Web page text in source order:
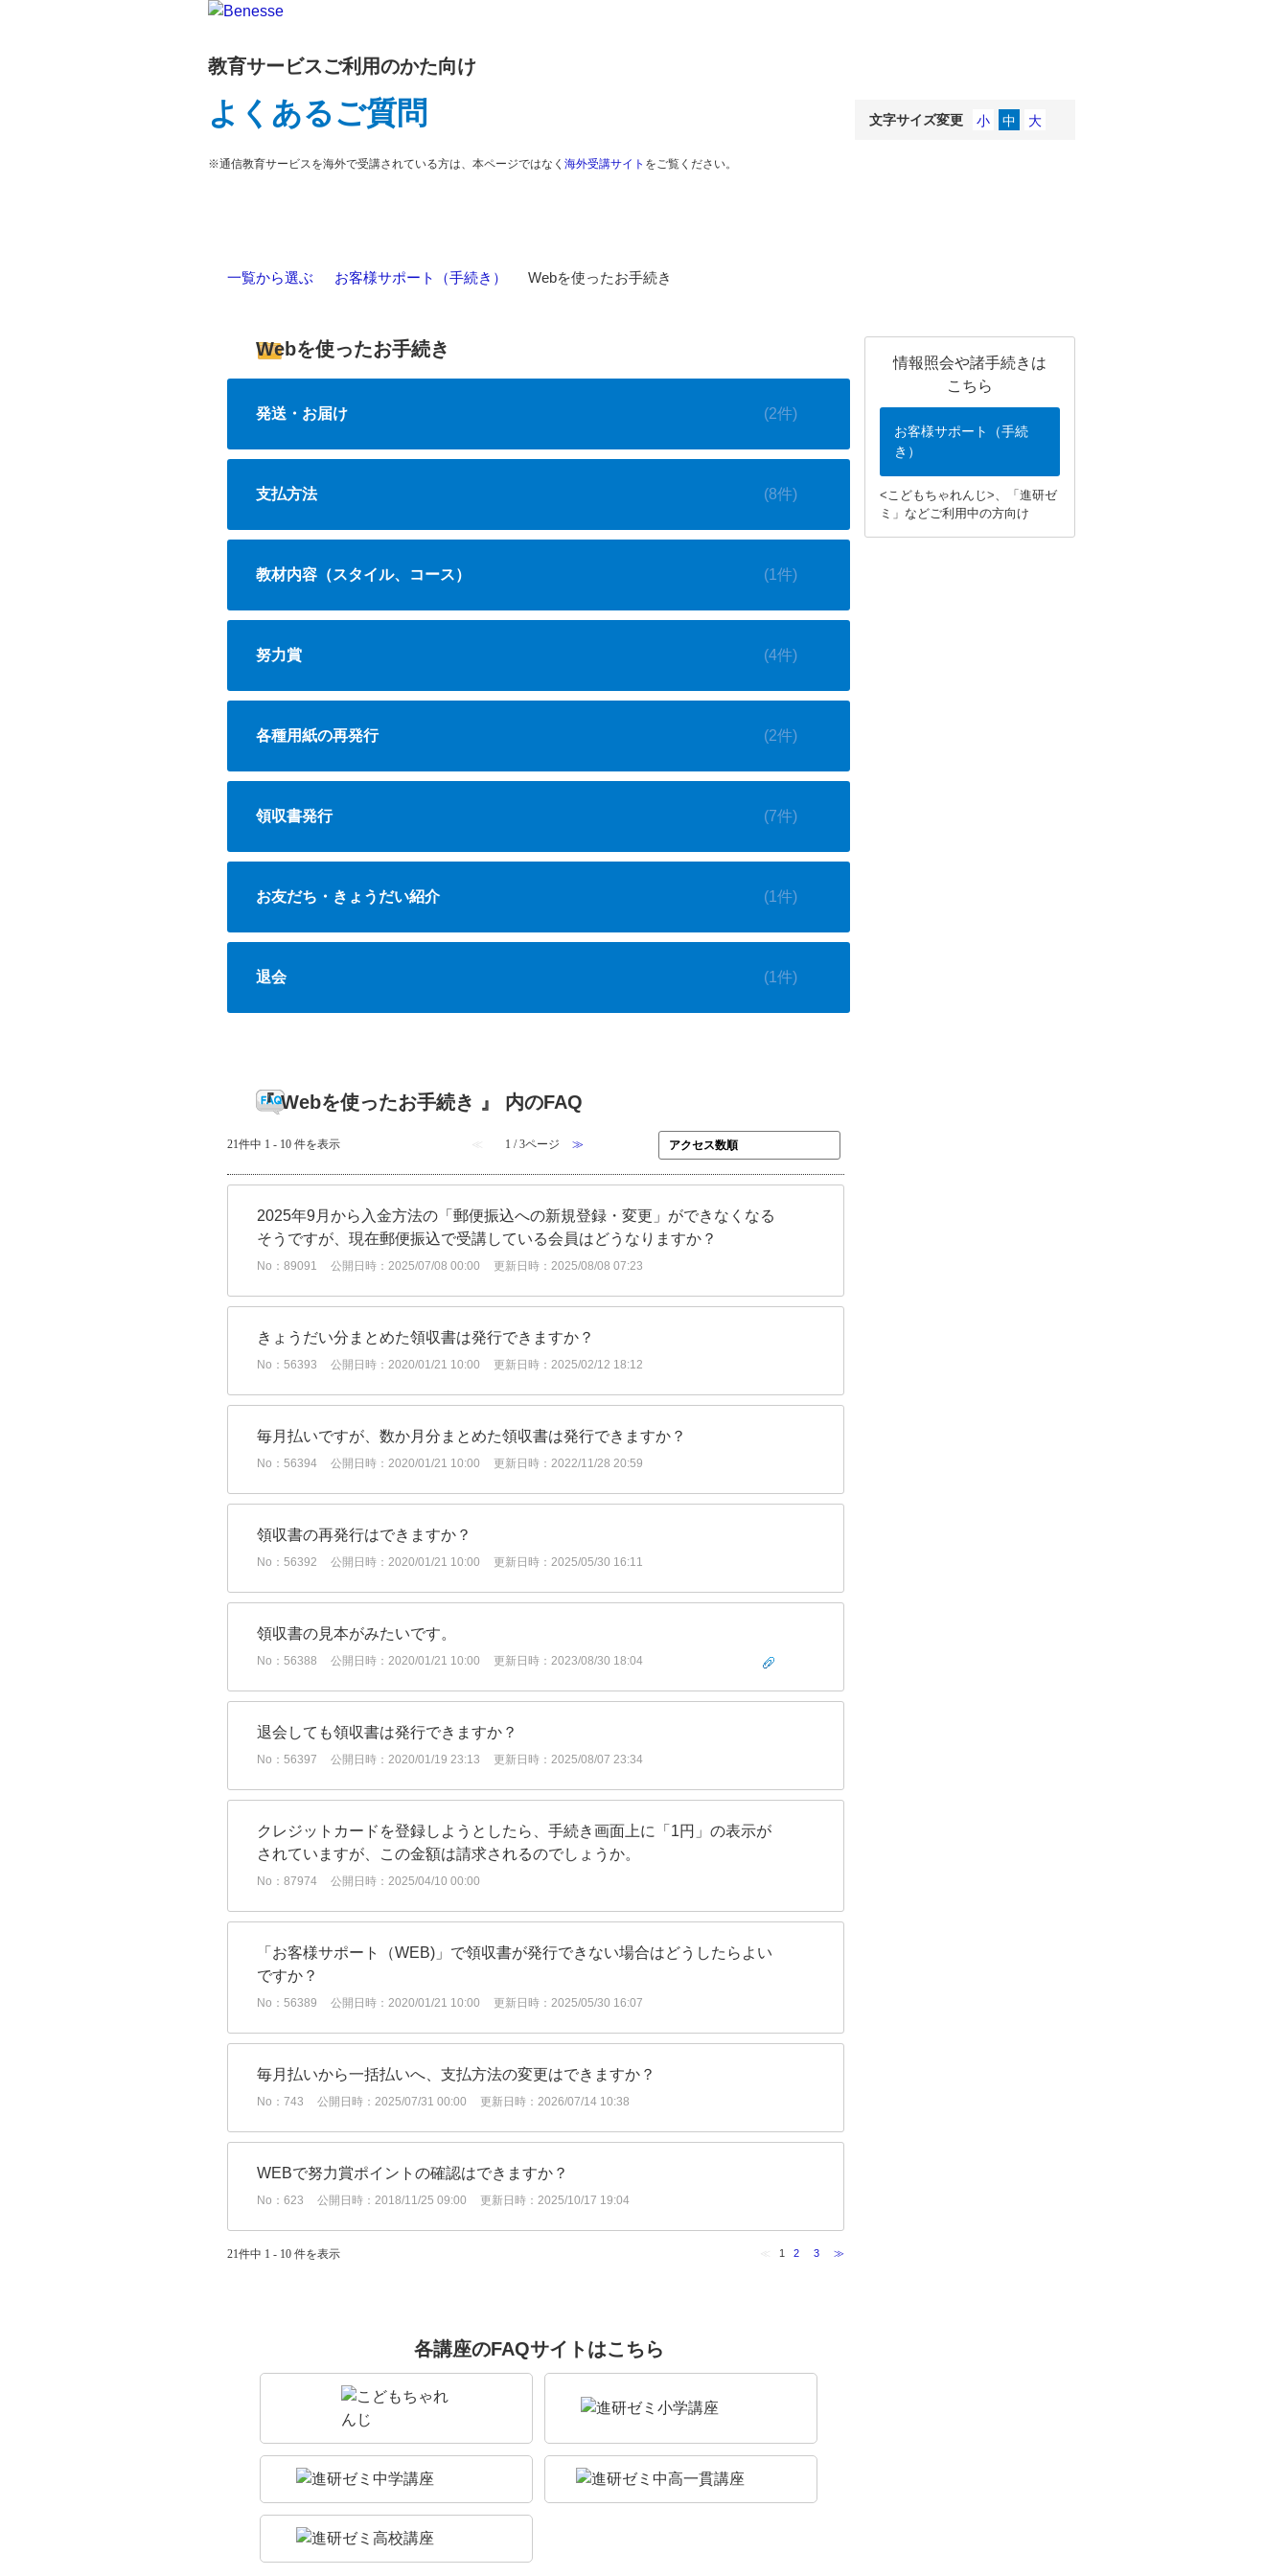
教育サービスご利用のかた向け
よくあるご質問
※通信教育サービスを海外で受講されている方は、本ページではなく 海外受講サイト をご覧ください。
文字サイズ変更
一覧から選ぶ お客様サポート（手続き） Webを使ったお手続き
情報照会や諸手続きは
こちら
お客様サポート（手続
き）
<こどもちゃれんじ>、「進研ゼ
ミ」などご利用中の方向け
Webを使ったお手続き
発送・お届け (2件)
支払方法 (8件)
教材内容（スタイル、コース） (1件)
努力賞 (4件)
各種用紙の再発行 (2件)
領収書発行 (7件)
お友だち・きょうだい紹介 (1件)
退会 (1件)
『 Webを使ったお手続き 』 内のFAQ
21件中 1 - 10 件を表示 ≪ 1 / 3ページ ≫
2025年9月から入金方法の「郵便振込への新規登録・変更」ができなくなる
そうですが、現在郵便振込で受講している会員はどうなりますか？
No：89091 公開日時：2025/07/08 00:00 更新日時：2025/08/08 07:23
きょうだい分まとめた領収書は発行できますか？
No：56393 公開日時：2020/01/21 10:00 更新日時：2025/02/12 18:12
毎月払いですが、数か月分まとめた領収書は発行できますか？
No：56394 公開日時：2020/01/21 10:00 更新日時：2022/11/28 20:59
領収書の再発行はできますか？
No：56392 公開日時：2020/01/21 10:00 更新日時：2025/05/30 16:11
領収書の見本がみたいです。
No：56388 公開日時：2020/01/21 10:00 更新日時：2023/08/30 18:04
退会しても領収書は発行できますか？
No：56397 公開日時：2020/01/19 23:13 更新日時：2025/08/07 23:34
クレジットカードを登録しようとしたら、手続き画面上に「1円」の表示が
されていますが、この金額は請求されるのでしょうか。
No：87974 公開日時：2025/04/10 00:00
「お客様サポート（WEB)」で領収書が発行できない場合はどうしたらよい
ですか？
No：56389 公開日時：2020/01/21 10:00 更新日時：2025/05/30 16:07
毎月払いから一括払いへ、支払方法の変更はできますか？
No：743 公開日時：2025/07/31 00:00 更新日時：2026/07/14 10:38
WEBで努力賞ポイントの確認はできますか？
No：623 公開日時：2018/11/25 09:00 更新日時：2025/10/17 19:04
21件中 1 - 10 件を表示 1 2 3 ≫
各講座のFAQサイトはこちら